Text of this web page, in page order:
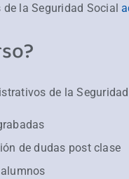
la Seguridad Social
de la
de dudas post clase